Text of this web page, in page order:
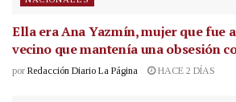
Ella era Ana Yazmín, mujer que fue
vecino que mantenía una obsesión
por Redacción Diario La Página HACE 2 DÍAS